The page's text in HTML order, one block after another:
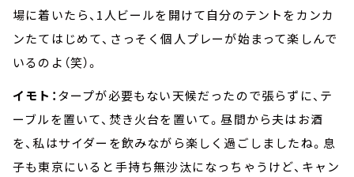
場に着いたら、1人ビールを開けて自分のテントをカンカ
ンたてはじめて、さっそく個人プレーが始まって楽しんで
いるのよ（笑）。
イモト：タープが必要もない天候だったので張らずに、テ
ーブルを置いて、焚き火台を置いて。昼間から夫はお酒
を、私はサイダーを飲みながら楽しく過ごしましたね。息
子も東京にいると手持ち無沙汰になっちゃうけど、キャン